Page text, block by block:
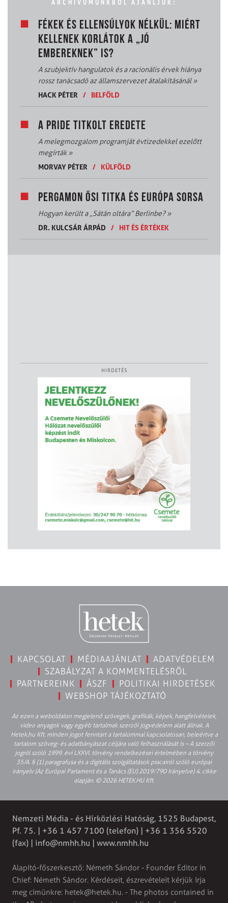
ARCHÍVUMUNKBÓL AJÁNLJUK:
FÉKEK ÉS ELLENSÚLYOK NÉLKÜL: MIÉRT
KELLENEK KORLÁTOK A „JÓ
EMBEREKNEK” IS?
A szubjektív hangulatok és a racionális érvek hiánya
rossz tanácsadó az államszervezet átalakításánál»
HACK PÉTER
/ BELFÖLD
A PRIDE TITKOLT EREDETE
A melegmozgalom programját évtizedekkel ezelőtt
megírták»
MORVAY PÉTER
/ KÜLFÖLD
PERGAMON ŐSI TITKA ÉS EURÓPA SORSA
Hogyan került a „Sátán oltára” Berlinbe?»
DR. KULCSÁR ÁRPÁD
/ HIT ÉS ÉRTÉKEK
HIRDETÉS
KAPCSOLAT MÉDIAAJÁNLAT
ADATVÉDELEM
SZABÁLYZAT A KOMMENTELÉSRŐL
PARTNEREINK
ÁSZF
POLITIKAI HIRDETÉSEK
WEBSHOP TÁJÉKOZTATÓ
Az ezen a weboldalon megjelenő szövegek, grafikák, képek, hangfelvételek,
video anyagok vagy egyéb tartalmak szerzői jogvédelem alatt állnak. A
Hetek.hu Kft. minden jogot fenntart a tartalommal kapcsolatosan, beleértve a
tartalom szöveg- és adatbányászat céljára való felhasználását is – A szerzői
jogról szóló 1999. évi LXXVI. törvény rendelkezései értelmében a törvény
35/A. § (1) paragrafusa és a digitális szolgáltatások piacairól szóló európai
irányelv (Az Európai Parlament és a Tanács (EU) 2019/790 Irányelve) 4. cikke
alapján. © 2026 HETEK.HU Kft.
Nemzeti Média - és Hírközlési Hatóság, 1525 Budapest,
Pf. 75. | +36 1 457 7100 (telefon) | +36 1 356 5520
(fax) | info@nmhh.hu | www.nmhh.hu
Alapító-főszerkesztő: Németh Sándor - Founder Editor in
Chief: Németh Sándor. Kérdéseit, észrevételeit kérjük írja
meg címünkre: hetek@hetek.hu. - The photos contained in